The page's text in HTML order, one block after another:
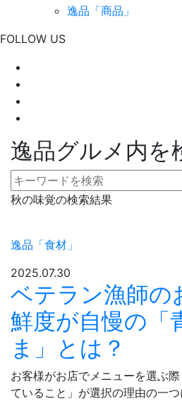
逸品「商品」
FOLLOW US
逸品グルメ内を
秋の味覚の検索結果
逸品「食材」
2025.07.30
ベテラン漁師の
鮮度が自慢の「
ま」とは？
お客様がお店でメニューを選ぶ
ていること」が選択の理由の一